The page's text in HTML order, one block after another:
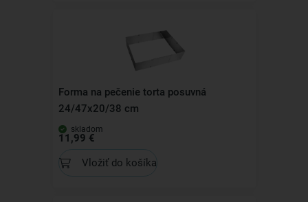
Forma na pečenie torta posuvná
24/47x20/38 cm
skladom
11,99 €
Vložiť do košíka